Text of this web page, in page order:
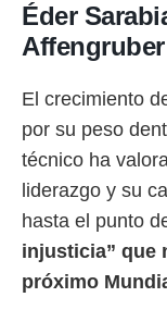
Éder
El crecimiento
por su peso
técnico ha
liderazgo y su
hasta el punto
injusticia” que
próximo